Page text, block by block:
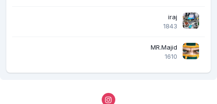
iraj
1843
MR.Majid
1610